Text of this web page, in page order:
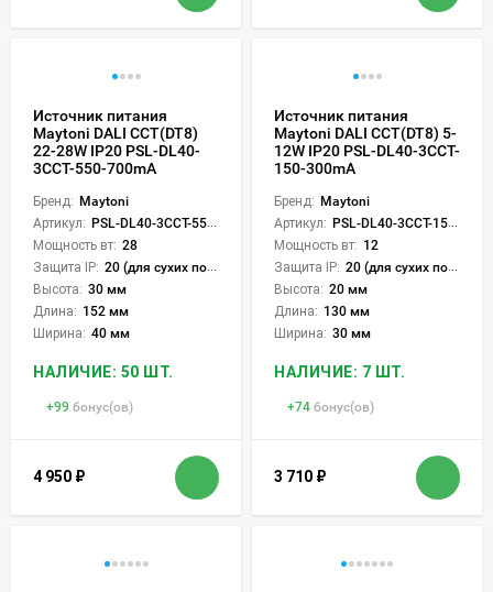
Источник питания
Maytoni DALI CCT(DT8)
22-28W IP20 PSL-DL40-
3CCT-550-700mA
Бренд: Maytoni
Артикул: PSL-DL40-3CCT-550-700mA
Мощность вт: 28
Защита IP: 20 (для сухих пом.)
Высота: 30 мм
Длина: 152 мм
Ширина: 40 мм
НАЛИЧИЕ: 50 ШТ.
+99 бонус(ов)
4 950 ₽
Источник питания
Maytoni DALI CCT(DT8) 5-
12W IP20 PSL-DL40-3CCT-
150-300mA
Бренд: Maytoni
Артикул: PSL-DL40-3CCT-150-300mA
Мощность вт: 12
Защита IP: 20 (для сухих пом.)
Высота: 20 мм
Длина: 130 мм
Ширина: 30 мм
НАЛИЧИЕ: 7 ШТ.
+74 бонус(ов)
3 710 ₽